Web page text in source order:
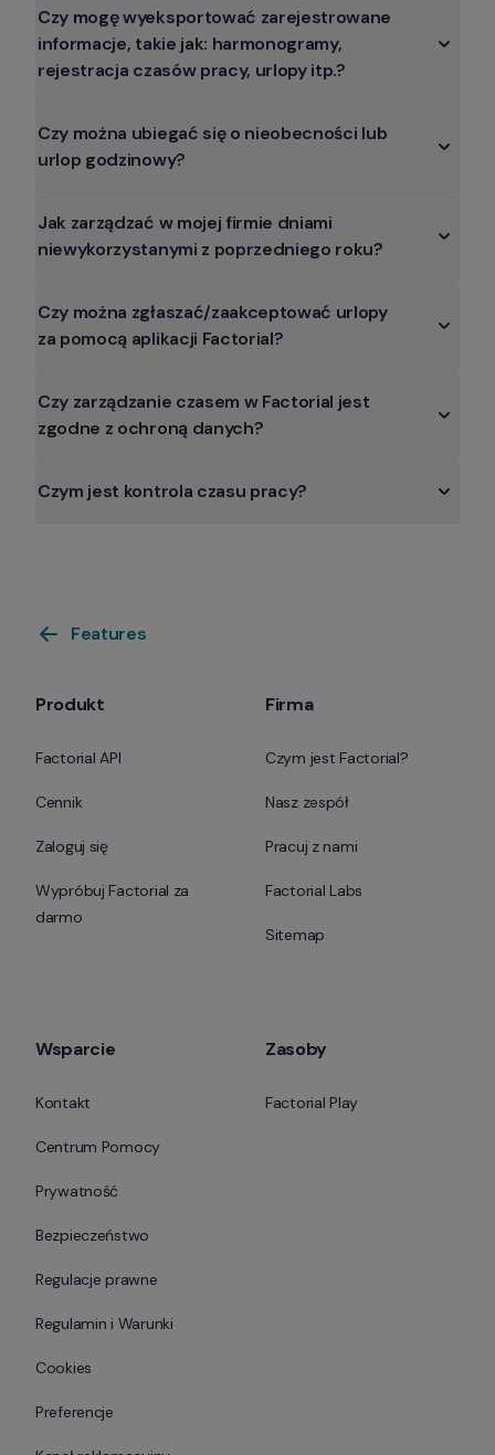
Czy mogę wyeksportować zarejestrowane
informacje, takie jak: harmonogramy,
rejestracja czasów pracy, urlopy itp.?
Czy można ubiegać się o nieobecności lub
urlop godzinowy?
Jak zarządzać w mojej firmie dniami
niewykorzystanymi z poprzedniego roku?
Czy można zgłaszać/zaakceptować urlopy
za pomocą aplikacji Factorial?
Czy zarządzanie czasem w Factorial jest
zgodne z ochroną danych?
Czym jest kontrola czasu pracy?
Features
Produkt
Factorial API
Cennik
Zaloguj się
Wypróbuj Factorial za
darmo
Firma
Czym jest Factorial?
Nasz zespół
Pracuj z nami
Factorial Labs
Sitemap
Wsparcie
Kontakt
Centrum Pomocy
Prywatność
Bezpieczeństwo
Regulacje prawne
Regulamin i Warunki
Cookies
Preferencje
Zasoby
Factorial Play